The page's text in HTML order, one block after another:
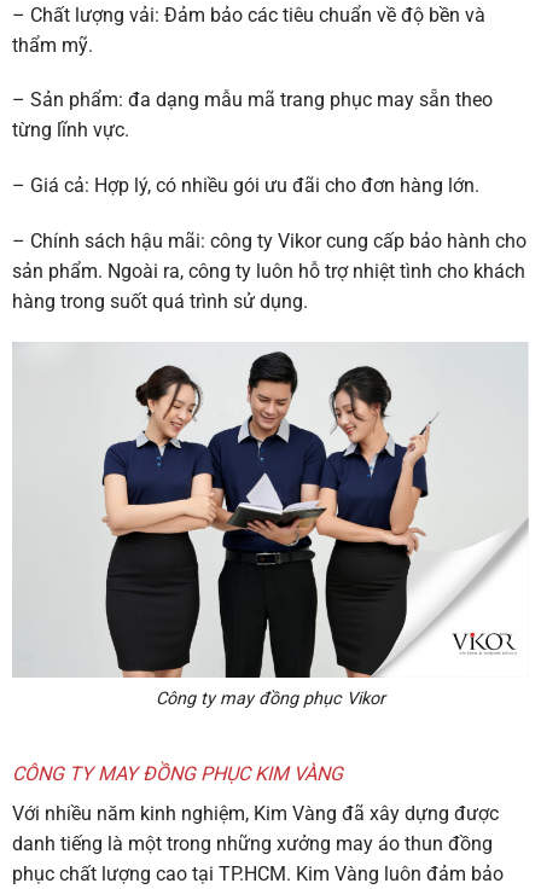
– Chất lượng vải: Đảm bảo các tiêu chuẩn về độ bền và
thẩm mỹ.
– Sản phẩm: đa dạng mẫu mã trang phục may sẵn theo
từng lĩnh vực.
– Giá cả: Hợp lý, có nhiều gói ưu đãi cho đơn hàng lớn.
– Chính sách hậu mãi: công ty Vikor cung cấp bảo hành cho
sản phẩm. Ngoài ra, công ty luôn hỗ trợ nhiệt tình cho khách
hàng trong suốt quá trình sử dụng.
Công ty may đồng phục Vikor
CÔNG TY MAY ĐỒNG PHỤC KIM VÀNG
Với nhiều năm kinh nghiệm, Kim Vàng đã xây dựng được
danh tiếng là một trong những xưởng may áo thun đồng
phục chất lượng cao tại TP.HCM. Kim Vàng luôn đảm bảo